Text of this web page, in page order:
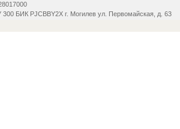
БИК PJCBBY2X г. Могилев ул. Первомайская, д. 63